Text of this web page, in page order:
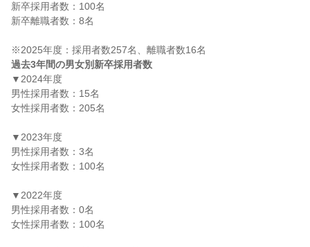
新卒採用者数：100名
新卒離職者数：8名
過去3年間の男女別新卒採用者数
▼2024年度
男性採用者数：15名
女性採用者数：205名
▼2023年度
男性採用者数：3名
女性採用者数：100名
▼2022年度
男性採用者数：0名
女性採用者数：100名